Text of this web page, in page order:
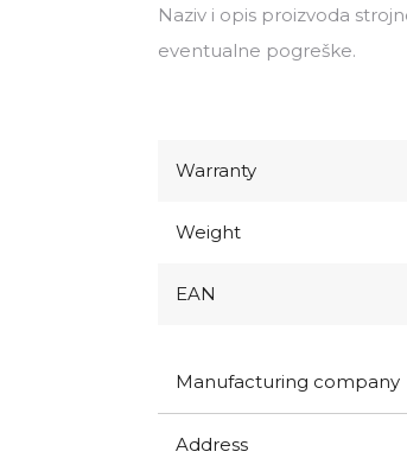
Naziv i opis proizvoda
eventualne pogreške.
Warranty
Weight
EAN
Manufacturing company
Address